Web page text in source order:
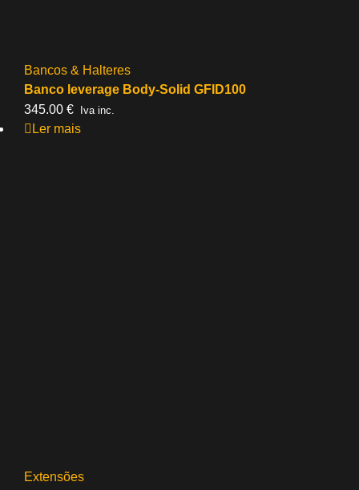
Bancos & Halteres
Banco leverage Body-Solid GFID100
345.00 € Iva inc.
Ler mais
Extensões